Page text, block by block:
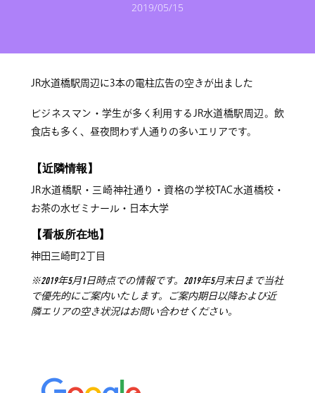
2019/05/15
JR水道橋駅周辺に3本の電柱広告の空きが出ました
ビジネスマン・学生が多く利用するJR水道橋駅周辺。飲
食店も多く、昼夜問わず人通りの多いエリアです。
【近隣情報】
JR水道橋駅・三崎神社通り・資格の学校TAC水道橋校・
お茶の水ゼミナール・日本大学
【看板所在地】
神田三崎町2丁目
※2019年5月1日時点での情報です。2019年5月末日まで当社
で優先的にご案内いたします。ご案内期日以降および近
隣エリアの空き状況はお問い合わせください。